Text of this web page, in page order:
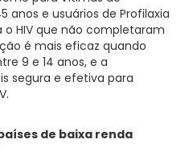
anos e usuários de Profilaxia
o HIV que não completaram
é mais eficaz quando
9 e 14 anos, e a
segura e efetiva para
de baixa renda